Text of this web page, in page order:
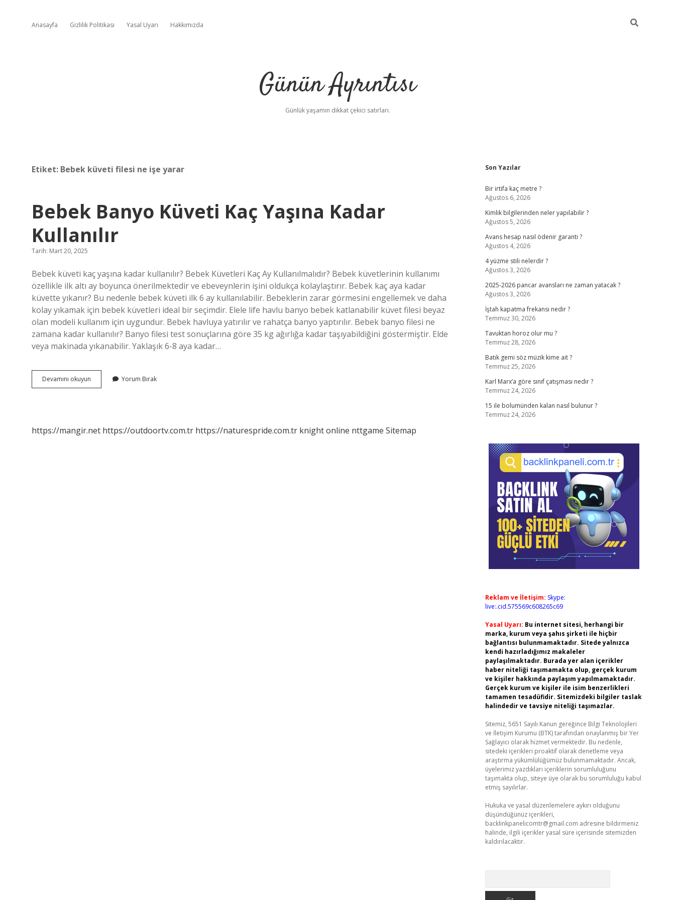
Anasayfa Gizlilik Politikası Yasal Uyarı Hakkımızda
Günün Ayrıntısı
Günlük yaşamın dikkat çekici satırları.
Etiket: Bebek küveti filesi ne işe yarar
Bebek Banyo Küveti Kaç Yaşına Kadar
Kullanılır
Tarih: Mart 20, 2025
Bebek küveti kaç yaşına kadar kullanılır? Bebek Küvetleri Kaç Ay Kullanılmalıdır? Bebek küvetlerinin kullanımı
özellikle ilk altı ay boyunca önerilmektedir ve ebeveynlerin işini oldukça kolaylaştırır. Bebek kaç aya kadar
küvette yıkanır? Bu nedenle bebek küveti ilk 6 ay kullanılabilir. Bebeklerin zarar görmesini engellemek ve daha
kolay yıkamak için bebek küvetleri ideal bir seçimdir. Elele life havlu banyo bebek katlanabilir küvet filesi beyaz
olan modeli kullanım için uygundur. Bebek havluya yatırılır ve rahatça banyo yaptırılır. Bebek banyo filesi ne
zamana kadar kullanılır? Banyo filesi test sonuçlarına göre 35 kg ağırlığa kadar taşıyabildiğini göstermiştir. Elde
veya makinada yıkanabilir. Yaklaşık 6-8 aya kadar…
Devamını okuyun
Banyo
Kullanılır
Yorum Bırak
https://mangir.net https://outdoortv.com.tr https://naturespride.com.tr knight online nttgame Sitemap
Sidebar
Son Yazılar
Bir irtifa kaç metre ?
Ağustos 6, 2026
Kimlik bilgilerinden neler yapılabilir ?
Ağustos 5, 2026
Avans hesap nasıl ödenir garanti ?
Ağustos 4, 2026
4 yüzme stili nelerdir ?
Ağustos 3, 2026
2025-2026 pancar avansları ne zaman yatacak ?
Ağustos 3, 2026
İştah kapatma frekansı nedir ?
Temmuz 30, 2026
Tavuktan horoz olur mu ?
Temmuz 28, 2026
Batık gemi söz müzik kime ait ?
Temmuz 25, 2026
Karl Marx’a göre sınıf çatışması nedir ?
Temmuz 24, 2026
15 ile bolumünden kalan nasıl bulunur ?
Temmuz 24, 2026
Reklam ve İletişim: Skype:
live:.cid.575569c608265c69
Yasal Uyarı: Bu internet sitesi, herhangi bir
marka, kurum veya şahıs şirketi ile hiçbir
bağlantısı bulunmamaktadır. Sitede yalnızca
kendi hazırladığımız makaleler
paylaşılmaktadır. Burada yer alan içerikler
haber niteliği taşımamakta olup, gerçek kurum
ve kişiler hakkında paylaşım yapılmamaktadır.
Gerçek kurum ve kişiler ile isim benzerlikleri
tamamen tesadüfidir. Sitemizdeki bilgiler taslak
halindedir ve tavsiye niteliği taşımazlar.
Sitemiz, 5651 Sayılı Kanun gereğince Bilgi Teknolojileri
ve İletişim Kurumu (BTK) tarafından onaylanmış bir Yer
Sağlayıcı olarak hizmet vermektedir. Bu nedenle,
sitedeki içerikleri proaktif olarak denetleme veya
araştırma yükümlülüğümüz bulunmamaktadır. Ancak,
üyelerimiz yazdıkları içeriklerin sorumluluğunu
taşımakta olup, siteye üye olarak bu sorumluluğu kabul
etmiş sayılırlar.
Hukuka ve yasal düzenlemelere aykırı olduğunu
düşündüğünüz içerikleri,
backlinkpanelicomtr@gmail.com adresine bildirmeniz
halinde, ilgili içerikler yasal süre içerisinde sitemizden
kaldırılacaktır.